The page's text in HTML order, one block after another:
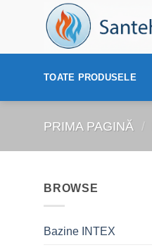
TOATE PRODUSELE
PRIMA PAGINĂ /
BROWSE
Bazine INTEX